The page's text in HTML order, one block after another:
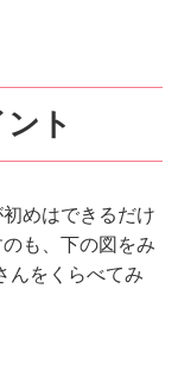
ト
めはできるだけ
も、下の図をみ
んをくらべてみ